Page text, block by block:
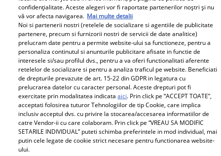
Serialul „Ana, mi-ai fost scrisă în ADN” va fi difuzat și în
alte țări. Proiectul Ruxandrei Ion cunoaște succes
peste hotare
Parteneri
confidențialitate. Aceste alegeri vor fi raportate partenerilor noștri și nu
vă vor afecta navigarea. Mai multe detalii
Noi si partenerii nostri (retelele de socializare si agentiile de publicitate
partenere, precum si furnizorii nostri de servicii de date analitice)
prelucram date pentru a permite website-ului sa functioneze, pentru a
personaliza continutul si anunturile publicitare afisate in functie de
interesele si/sau profilul dvs., pentru a va oferi functionalitati aferente
retelelor de socializare si pentru a analiza traficul pe website. Beneficiati
de drepturile prevazute de art. 15-22 din GDPR in legatura cu
prelucrarea datelor cu caracter personal. Aceste drepturi pot fi
exercitate prin modalitatea indicataaici. Prin click pe “ACCEPT TOATE”,
acceptati folosirea tuturor Tehnologiilor de tip Cookie, care implica
inclusiv acceptul dvs. cu privire la stocarea/accesarea informatiilor de
catre Vendor-ii cu care colaboram. Prin click pe “VREAU SA MODIFIC
SETARILE INDIVIDUAL” puteti schimba preferintele in mod individual, mai
putin cele legate de cookie strict necesare pentru functionarea website-
ului.